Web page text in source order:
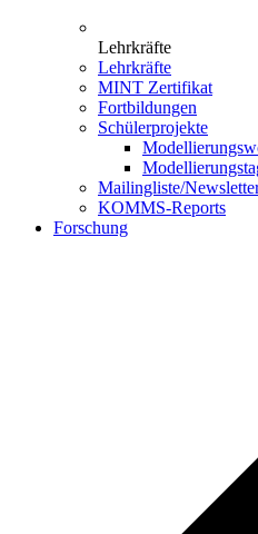
Lehrkräfte
Lehrkräfte
MINT Zertifikat
Fortbildungen
Schülerprojekte
Mailingliste/
KOMMS-Reports
Forschung